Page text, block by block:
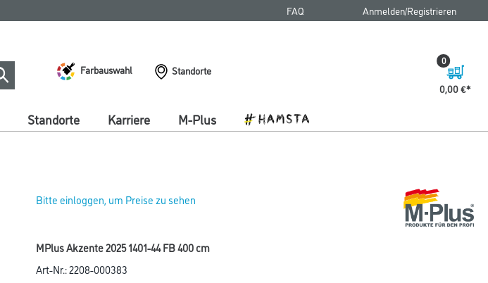
FAQ Anmelden/Registrieren
Farbauswahl
Standorte
0,00 €
0
Standorte Karriere M-Plus
Bitte einloggen, um Preise zu sehen
MPlus Akzente 2025 1401-44 FB 400 cm
Art-Nr.:2208-000383